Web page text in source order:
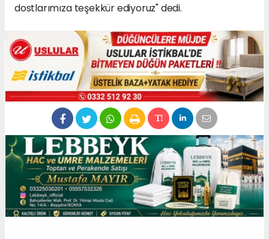
dostlarımıza teşekkür ediyoruz" dedi.